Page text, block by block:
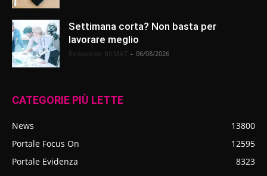
Settimana corta? Non basta per
lavorare meglio
- 06/08/2026
CATEGORIE PIÙ LETTE
News
13800
Portale Focus On
12595
Portale Evidenza
8323